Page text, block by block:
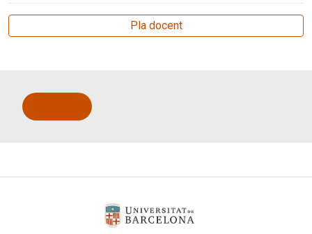
Pla docent